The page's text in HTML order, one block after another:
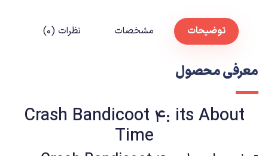
توضیحات مشخصات نظرات (۰)
معرفی محصول
Crash Bandicoot 4: its About
Time